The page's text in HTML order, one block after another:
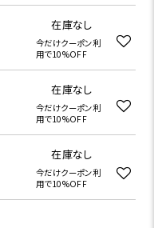
在庫なし
今だけクーポン利
用で10%OFF
在庫なし
今だけクーポン利
用で10%OFF
在庫なし
今だけクーポン利
用で10%OFF